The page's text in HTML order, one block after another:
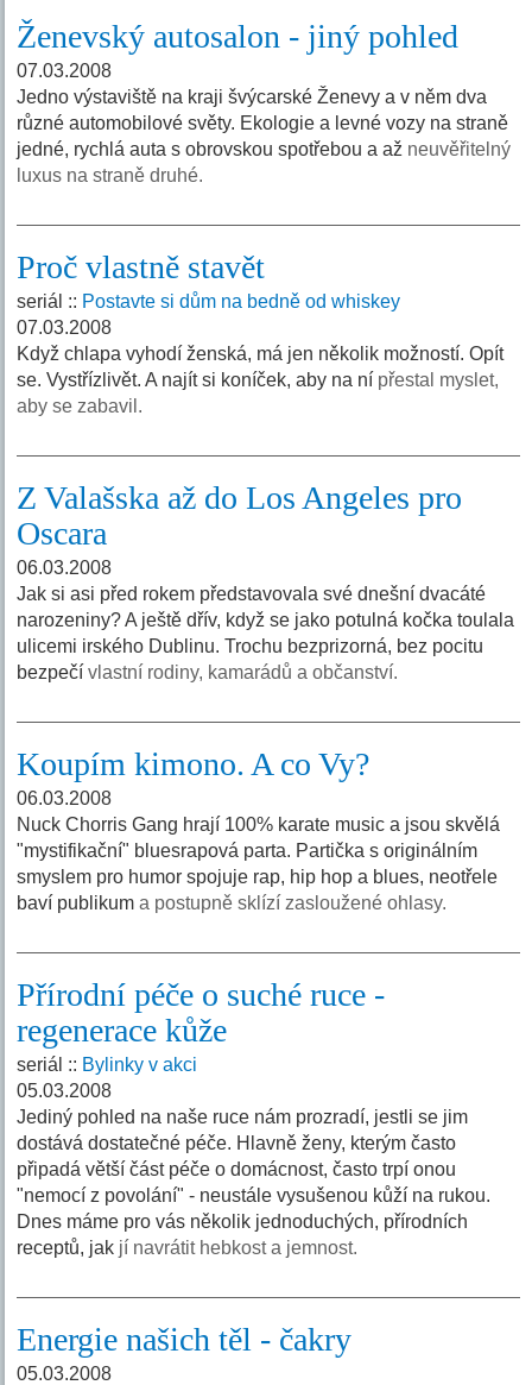
Ženevský autosalon - jiný pohled
07.03.2008
Jedno výstaviště na kraji švýcarské Ženevy a v něm dva
různé automobilové světy. Ekologie a levné vozy na straně
jedné, rychlá auta s obrovskou spotřebou a až neuvěřitelný
luxus na straně druhé.
Proč vlastně stavět
seriál :: Postavte si dům na bedně od whiskey
07.03.2008
Když chlapa vyhodí ženská, má jen několik možností. Opít
se. Vystřízlivět. A najít si koníček, aby na ní přestal myslet,
aby se zabavil.
Z Valašska až do Los Angeles pro
Oscara
06.03.2008
Jak si asi před rokem představovala své dnešní dvacáté
narozeniny? A ještě dřív, když se jako potulná kočka toulala
ulicemi irského Dublinu. Trochu bezprizorná, bez pocitu
bezpečívlastní rodiny, kamarádů a občanství.
Koupím kimono. A co Vy?
06.03.2008
Nuck Chorris Gang hrají 100% karate music a jsou skvělá
"mystifikační" bluesrapová parta. Partička s originálním
smyslem pro humor spojuje rap, hip hop a blues, neotřele
baví publikuma postupně sklízí zasloužené ohlasy.
Přírodní péče o suché ruce -
regenerace kůže
seriál :: Bylinky v akci
05.03.2008
Jediný pohled na naše ruce nám prozradí, jestli se jim
dostává dostatečné péče. Hlavně ženy, kterým často
připadá větší část péče o domácnost, často trpí onou
"nemocí z povolání" - neustále vysušenou kůží na rukou.
Dnes máme pro vás několik jednoduchých, přírodních
receptů, jak jí navrátit hebkost a jemnost.
Energie našich těl - čakry
05.03.2008